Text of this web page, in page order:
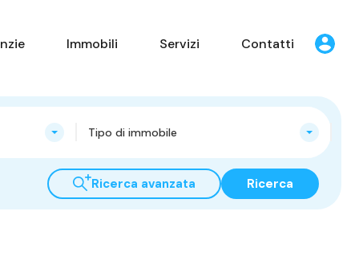
Immobili Servizi Contatti
Tipo di immobile
Ricerca avanzata Ricerca